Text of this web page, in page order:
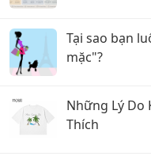
Tại sao bạn
mặc"?
Những Lý Do
Thích